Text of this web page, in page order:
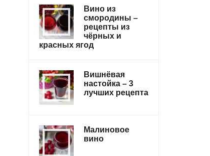
Вино из
смородины –
рецепты из
чёрных и
красных ягод
Вишнёвая
настойка – 3
лучших рецепта
Малиновое
вино